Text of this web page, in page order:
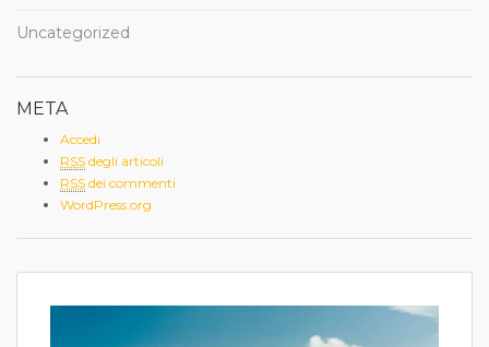
Uncategorized
META
Accedi
RSS degli articoli
RSS dei commenti
WordPress.org